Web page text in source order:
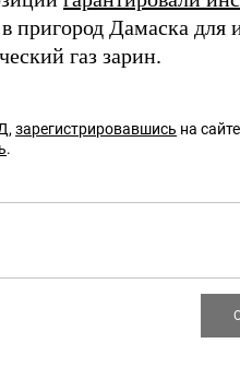
пригород Дамаска для
газ зарин.
зарегистрировавшись на
.